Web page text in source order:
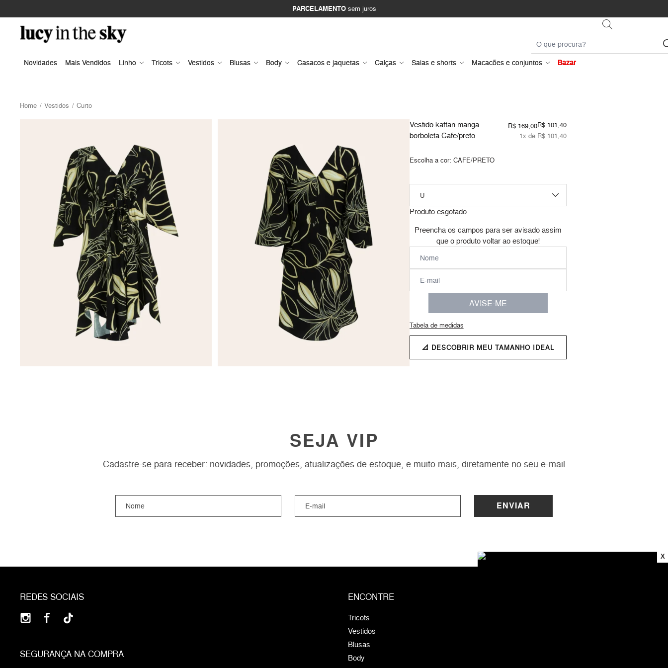
PARCELAMENTOsem juros
Novidades Mais Vendidos Linho Tricots Vestidos Blusas Body Casacos e jaquetas Calças Saias e shorts Macacões e conjuntos Bazar
Home Vestidos Curto
Vestido kaftan manga
borboleta Cafe/preto
R$ 169,00R$ 101,40
1x de R$ 101,40
Escolha a cor: CAFE/PRETO
Produto esgotado
Preencha os campos para ser avisado assim
que o produto voltar ao estoque!
AVISE-ME
Tabela de medidas
📐 DESCOBRIR MEU TAMANHO IDEAL
SEJA VIP
Cadastre-se para receber: novidades, promoções, atualizações de estoque, e muito mais, diretamente no seu e-mail
ENVIAR
REDES SOCIAIS
SEGURANÇA NA COMPRA
ENCONTRE
Tricots
Vestidos
Blusas
Body
X